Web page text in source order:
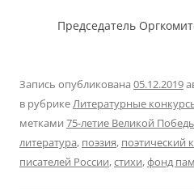
Председатель
Запись опубликована 05.12.2019
в рубрике Литературные
метками 75-летие Великой
литература, поэзия, поэтический
писателей России,стихи,фонд